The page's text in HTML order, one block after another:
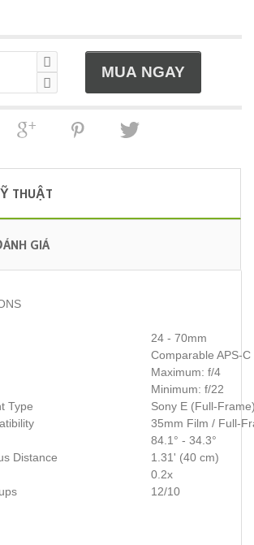
THUẬT
GIÁ
24 - 70mm
Comparable APS-
Maximum: f/4
Minimum: f/22
Type
Sony E (Full-
35mm Film / Full-
84.1° - 34.3°
Distance
1.31' (40 cm)
0.2x
12/10